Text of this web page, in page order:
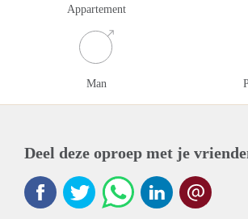
Appartement
Man
Deel deze oproep met je